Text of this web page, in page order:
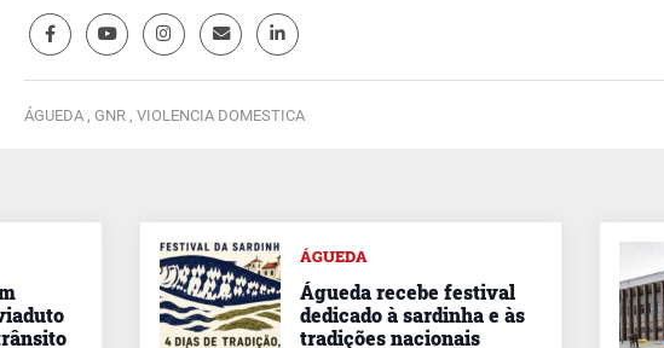
ÁGUEDA , GNR , VIOLENCIA DOMESTICA
ÁGUEDA
Águeda recebe festival
dedicado à sardinha e às
tradições nacionais